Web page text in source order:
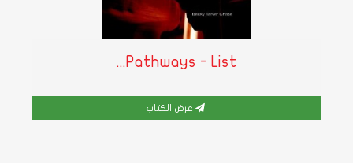
Pathways - List...
عرض الكتاب